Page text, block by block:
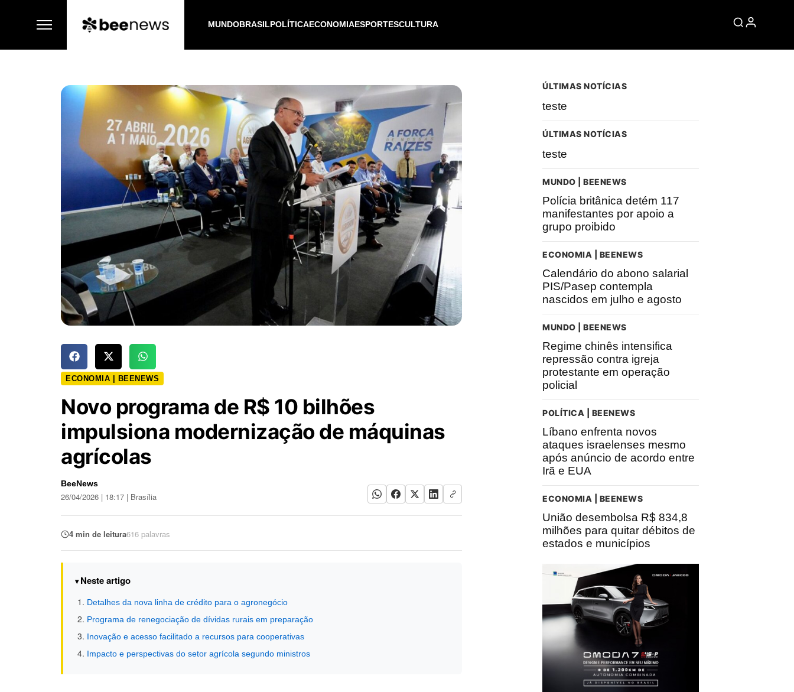
MUNDOBRASILPOLÍTICAECONOMIAESPORTESCULTURA
ECONOMIA | BEENEWS
Novo programa de R$ 10 bilhões
impulsiona modernização de máquinas
agrícolas
BeeNews
26/04/2026 | 18:17 | Brasília
4 min de leitura616 palavras
Neste artigo
Detalhes da nova linha de crédito para o agronegócio
Programa de renegociação de dívidas rurais em preparação
Inovação e acesso facilitado a recursos para cooperativas
Impacto e perspectivas do setor agrícola segundo ministros
ÚLTIMAS NOTÍCIAS
teste
ÚLTIMAS NOTÍCIAS
teste
MUNDO | BEENEWS
Polícia britânica detém 117
manifestantes por apoio a
grupo proibido
ECONOMIA | BEENEWS
Calendário do abono salarial
PIS/Pasep contempla
nascidos em julho e agosto
MUNDO | BEENEWS
Regime chinês intensifica
repressão contra igreja
protestante em operação
policial
POLÍTICA | BEENEWS
Líbano enfrenta novos
ataques israelenses mesmo
após anúncio de acordo entre
Irã e EUA
ECONOMIA | BEENEWS
União desembolsa R$ 834,8
milhões para quitar débitos de
estados e municípios